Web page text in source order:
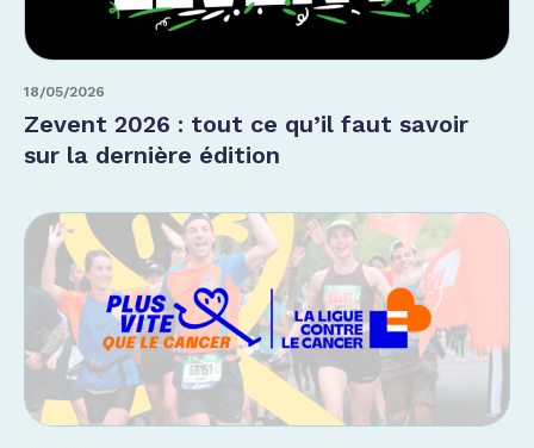
18/05/2026
Zevent 2026 : tout ce qu’il faut savoir
sur la dernière édition